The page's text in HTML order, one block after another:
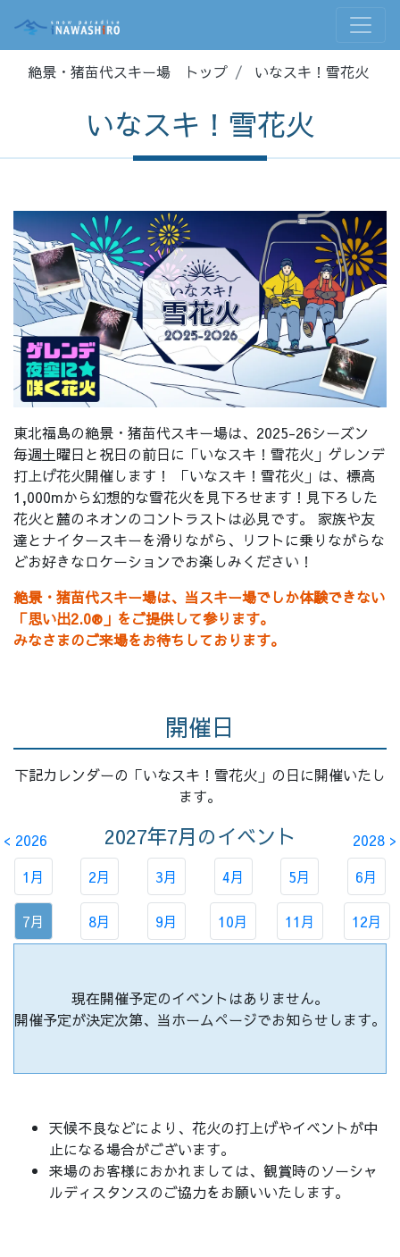
絶景・猪苗代スキー場 トップ いなスキ！雪花火
いなスキ！雪花火
東北福島の絶景・猪苗代スキー場は、 2025-26シーズン
毎週土曜日と祝日の前日に「いなスキ！雪花火」ゲレンデ
打上げ花火開催します！ 「いなスキ！雪花火」は、標高
1,000mから幻想的な雪花火を見下ろせます！見下ろした
花火と麓のネオンのコントラストは必見です。 家族や友
達とナイタースキーを滑りながら、リフトに乗りながらな
どお好きなロケーションでお楽しみください！
絶景・猪苗代スキー場は、当スキー場でしか体験できない
「思い出2.0®」をご提供して参ります。
みなさまのご来場をお待ちしております。
開催日
下記カレンダーの「いなスキ！雪花火」の日に開催いたし
ます。
< 2026 2027年7月のイベント
2028 >
1月
2月 3月 4月 5月 6月
7月 8月 9月 10月 11月 12月
現在開催予定のイベントはありません。
開催予定が決定次第、当ホームぺージでお知らせします。
天候不良などにより、花火の打上げやイベントが中
止になる場合がございます。
来場のお客様におかれましては、観賞時のソーシャ
ルディスタンスのご協力をお願いいたします。